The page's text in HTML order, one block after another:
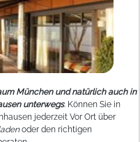
München und natürlich auch in
unterwegs. Können Sie in
jederzeit Vor Ort über
oder den richtigen